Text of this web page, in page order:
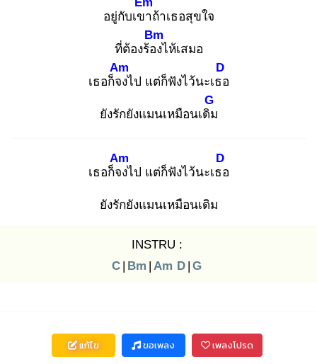
อยู่กับเขาถ้าเธอสุขใจ
ที่ต้องร้อง
Bm
ไห้เสมอ
เธอก็จง
Am
ไป แต่ก็ฟังไว้นะเธอ
D
ยังรักยังแมนเหมือนเดิม
G
เธอก็จง
Am
ไป แต่ก็ฟังไว้นะเธอ
D
ยังรักยังแมนเหมือนเดิม
INSTRU :
C | Bm | Am D | G
แก้ไข ขอเพลง เพลงโปรด